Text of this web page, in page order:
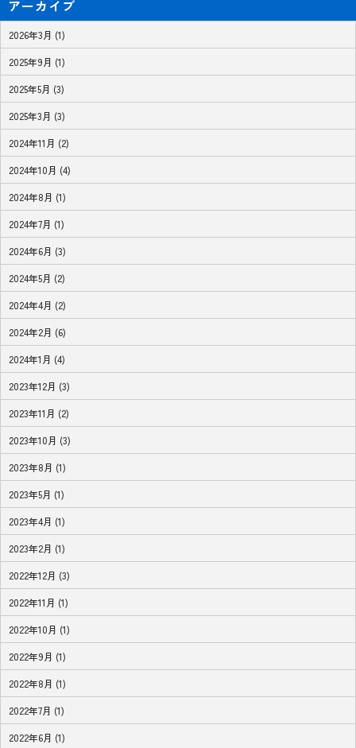
アーカイブ
2026年3月 (1)
2025年9月 (1)
2025年5月 (3)
2025年3月 (3)
2024年11月 (2)
2024年10月 (4)
2024年8月 (1)
2024年7月 (1)
2024年6月 (3)
2024年5月 (2)
2024年4月 (2)
2024年2月 (6)
2024年1月 (4)
2023年12月 (3)
2023年11月 (2)
2023年10月 (3)
2023年8月 (1)
2023年5月 (1)
2023年4月 (1)
2023年2月 (1)
2022年12月 (3)
2022年11月 (1)
2022年10月 (1)
2022年9月 (1)
2022年8月 (1)
2022年7月 (1)
2022年6月 (1)